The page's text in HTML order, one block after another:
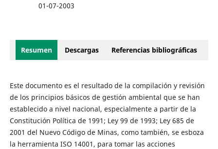
01-07-2003
Resumen Descargas Referencias bibliográficas
Este documento es el resultado de la compilación y revisión
de los principios básicos de gestión ambiental que se han
establecido a nivel nacional, especialmente a partir de la
Constitución Política de 1991; Ley 99 de 1993; Ley 685 de
2001 del Nuevo Código de Minas, como también, se esboza
la herramienta ISO 14001, para tomar las acciones